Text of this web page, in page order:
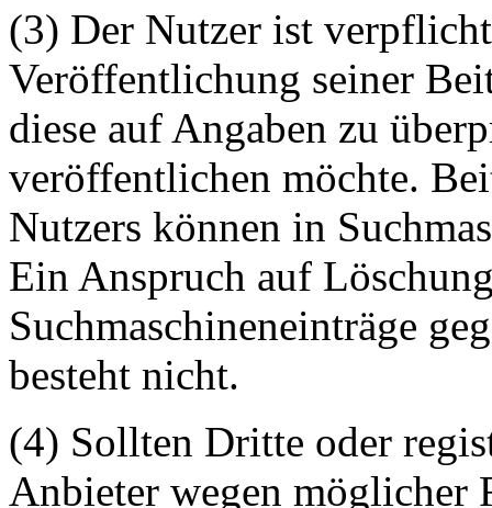
(3) Der Nutzer ist
Veröffentlichung seiner
diese auf Angaben zu
veröffentlichen möchte.
Nutzers können in
Ein Anspruch auf
Suchmaschineneinträge
besteht nicht.
(4) Sollten Dritte oder
Anbieter wegen möglicher